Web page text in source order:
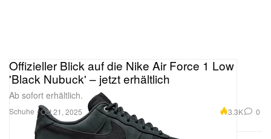
Schuhe
Offizieller Blick auf die Nike Air Force 1 Low
'Black Nubuck' – jetzt erhältlich
Ab sofort erhältlich.
Oct 21, 2025 3.3K 0